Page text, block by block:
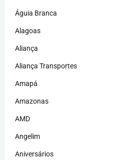
Águia Branca
Alagoas
Aliança
Aliança Transportes
Amapá
Amazonas
AMD
Angelim
Aniversários